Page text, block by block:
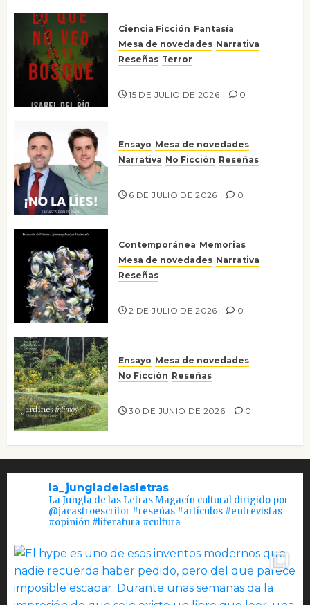
Ciencia Ficción Fantasía
Mesa de novedades Narrativa
Reseñas Terror
15 DE JULIO DE 2026 0
Ensayo Mesa de novedades
Narrativa No Ficción Reseñas
6 DE JULIO DE 2026 0
Contemporánea Memorias
Mesa de novedades Narrativa
Reseñas
2 DE JULIO DE 2026 0
Ensayo Mesa de novedades
No Ficción Reseñas
30 DE JUNIO DE 2026 0
la_jungladelasletras
La Jungla de las Letras Magacín cultural dirigido por
@jacastroescritor #reseñas #artículos #entrevistas
#opinión #literatura #cultura